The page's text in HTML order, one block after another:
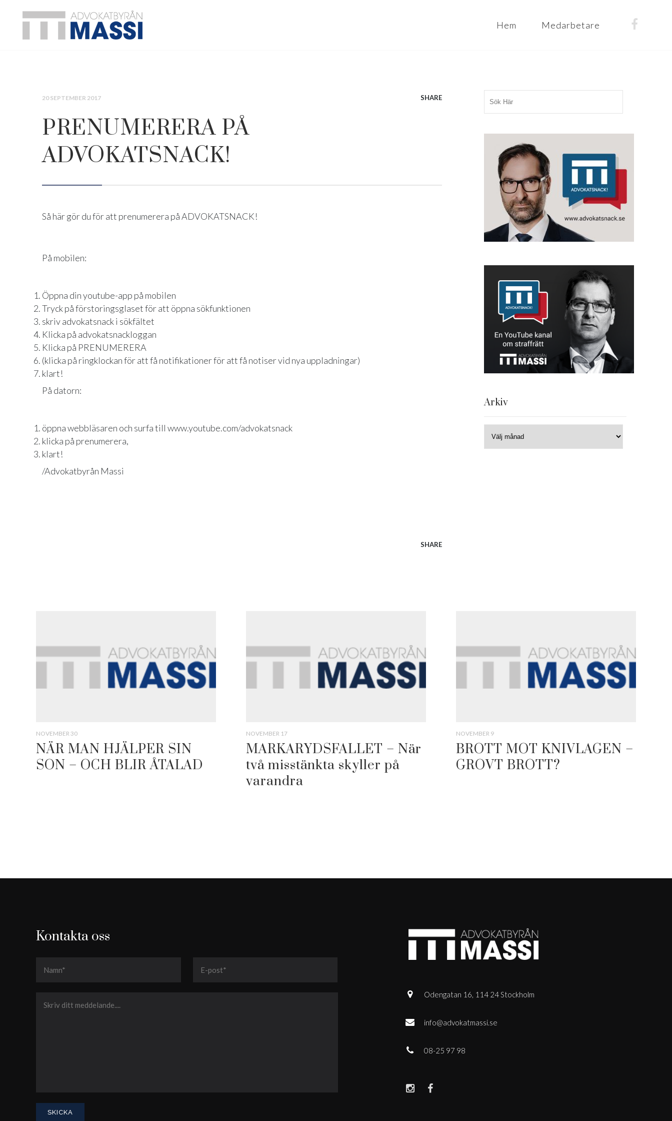
Hem Medarbetare
20 SEPTEMBER 2017 SHARE
PRENUMERERA PÅ
ADVOKATSNACK!
Så här gör du för att prenumerera på ADVOKATSNACK!
På mobilen:
Öppna din youtube-app på mobilen
Tryck på förstoringsglaset för att öppna sökfunktionen
skriv advokatsnack i sökfältet
Klicka på advokatsnackloggan
Klicka på PRENUMERERA
(klicka på ringklockan för att få notifikationer för att få notiser vid nya uppladningar)
klart!
På datorn:
öppna webbläsaren och surfa till www.youtube.com/advokatsnack
klicka på prenumerera,
klart!
/Advokatbyrån Massi
SHARE
Arkiv
NOVEMBER 30
NÄR MAN HJÄLPER SIN
SON – OCH BLIR ÅTALAD
NOVEMBER 17
MARKARYDSFALLET – När
två misstänkta skyller på
varandra
NOVEMBER 9
BROTT MOT KNIVLAGEN –
GROVT BROTT?
Kontakta oss
Odengatan 16, 114 24 Stockholm
info@advokatmassi.se
08-25 97 98